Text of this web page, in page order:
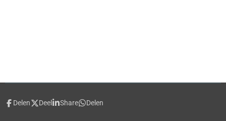
Delen Deel Share Delen